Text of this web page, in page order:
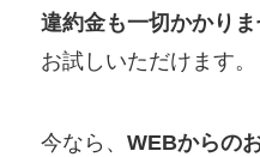
違約金も一切かかり
お試しいただけます。
今なら、 WEBからの